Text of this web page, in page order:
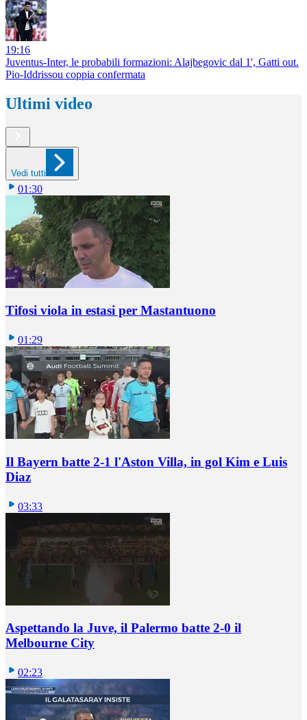
19:16
Juventus-Inter, le probabili formazioni: Alajbegovic dal 1', Gatti out.
Pio-Iddrissou coppia confermata
Ultimi video
Vedi tutti
01:30
Tifosi viola in estasi per Mastantuono
01:29
Il Bayern batte 2-1 l'Aston Villa, in gol Kim e Luis
Diaz
03:33
Aspettando la Juve, il Palermo batte 2-0 il
Melbourne City
02:23